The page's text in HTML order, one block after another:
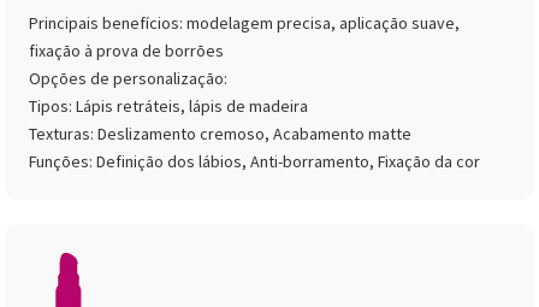
Principais benefícios: modelagem precisa, aplicação suave,
fixação à prova de borrões
Opções de personalização:
Tipos: Lápis retráteis, lápis de madeira
Texturas: Deslizamento cremoso, Acabamento matte
Funções: Definição dos lábios, Anti-borramento, Fixação da cor